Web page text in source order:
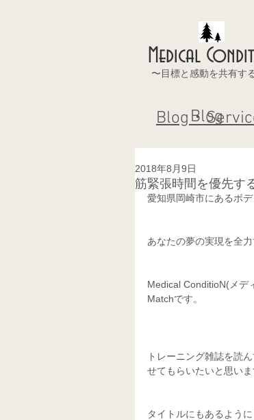
Medical
〜目標と感動を共有す
Blog
Blog・
筋緊張時間を優先す
2018年8月9日
愛知県岡崎市にあるボデ
あなたの夢の実現を全
Medical ConditioN(メデ
Matchです。
トレーニング雑誌を読
せてもらいたいと思いま
タイトルにもあるよう